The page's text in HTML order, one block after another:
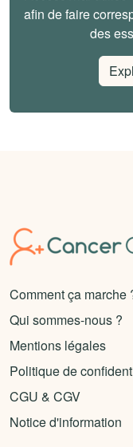
afin de faire
des
Comment ça marche
Qui sommes-nous ?
Mentions légales
Politique de
CGU & CGV
Notice d'information